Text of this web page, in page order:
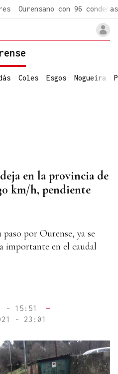
Ourensano con 96 condenas
Coles Esgos Nogueira
en la provincia de
km/h, pendiente
por Ourense, ya se
importante en el caudal
- 15:51
—
- 23:01